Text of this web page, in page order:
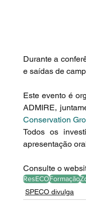
Durante a
e saídas de
Este evento é
ADMIRE,
Conservation
Todos os
apresentação
Consulte o
ResECOFormação
SPECO divulga